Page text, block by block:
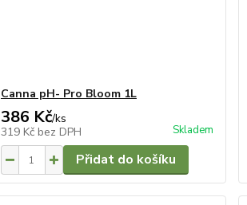
Canna pH- Pro Bloom 1L
386 Kč/ks
319 Kč bez DPH Skladem
Přidat do košíku